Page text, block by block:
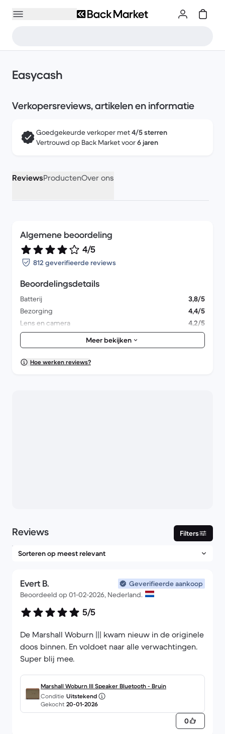
Easycash
Verkopersreviews, artikelen en informatie
Goedgekeurde verkoper met4/5 sterren
Vertrouwd op Back Market voor6 jaren
ReviewsProductenOver ons
Algemene beoordeling
4/5
812 geverifieerde reviews
Beoordelingsdetails
Batterij
3,8/5
Bezorging
4,4/5
Lens en camera
4,2/5
Accessoires
4/5
Verpakking
4,1/5
Algemene prestaties
Meer bekijken
Hoe werken reviews?
Reviews Filters
Evert B.
Geverifieerde aankoop
Beoordeeld op 01-02-2026, Nederland.
5/5
De Marshall Woburn ||| kwam nieuw in de originele
doos binnen. En voldoet naar alle verwachtingen.
Super blij mee.
Marshall Woburn III Speaker Bluetooth - Bruin
Conditie Uitstekend
Gekocht 20-01-2026
0